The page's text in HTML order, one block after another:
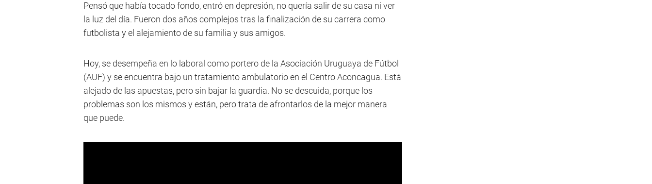
Pensó que había tocado fondo, entró en depresión, no quería salir de su casa ni ver
la luz del día. Fueron dos años complejos tras la finalización de su carrera como
futbolista y el alejamiento de su familia y sus amigos.
Hoy, se desempeña en lo laboral como portero de la Asociación Uruguaya de Fútbol
(AUF) y se encuentra bajo un tratamiento ambulatorio en el Centro Aconcagua. Está
alejado de las apuestas, pero sin bajar la guardia. No se descuida, porque los
problemas son los mismos y están, pero trata de afrontarlos de la mejor manera
que puede.